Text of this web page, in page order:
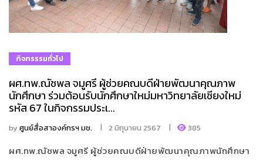
กิจกรรรมทั่วไป
ผศ.ทพ.ณัชพล จมูศรี ผู้ช่วยคณบดีฝ่ายพัฒนาคุณภาพ
นักศึกษา ร่วมต้อนรับนักศึกษาใหม่มหาวิทยาลัยเชียงใหม่
รหัส 67 ในกิจกรรมประเ...
byศูนย์สื่อสาองค์กรฯ มช. 2 มิถุนายน 2567 385
ผศ.ทพ.ณัชพล จมูศรี ผู้ช่วยคณบดีฝ่ายพัฒนาคุณภาพนักศึกษา